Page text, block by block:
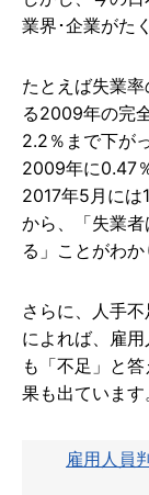
業界･企業がた
たとえば失業
る2009年の完
2.2％まで下が
2009年に0.47
2017年5月には
から、「失業
る」ことがわか
さらに、人手
によれば、雇
も「不足」と
果も出ています
雇用人員